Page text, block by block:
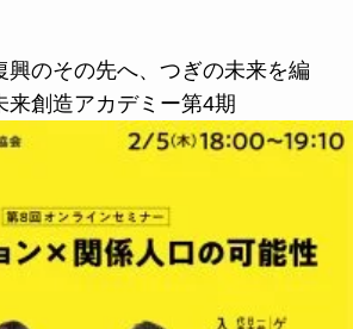
興のその先へ、つぎの未来を編
来創造アカデミー第4期